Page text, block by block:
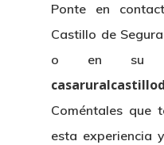
Ponte en
Castillo de
o en su
Coméntales que
esta experiencia